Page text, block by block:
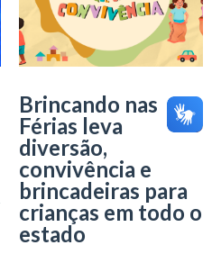
Brincando nas
Férias leva
diversão,
convivência e
brincadeiras para
crianças em todo o
estado